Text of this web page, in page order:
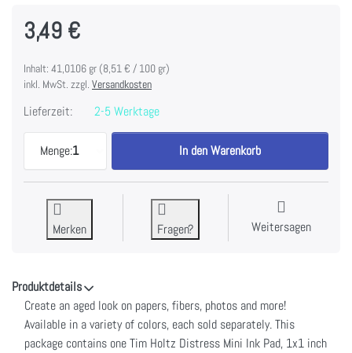
3,49 €
Inhalt: 41,0106 gr (8,51 € / 100 gr)
inkl. MwSt. zzgl. Versandkosten
Lieferzeit: 2-5 Werktage
Menge:1
Tim Holtz Distress Mini Ink Pad-Saltwater Taffy
In den Warenkorb
Merken Fragen? Weitersagen
Produktdetails
Create an aged look on papers, fibers, photos and more!
Available in a variety of colors, each sold separately. This
package contains one Tim Holtz Distress Mini Ink Pad, 1x1 inch